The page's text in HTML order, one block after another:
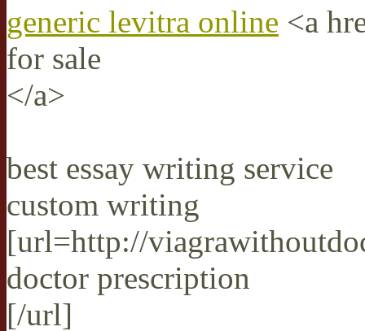
generic levitra online <a
for sale
</a>
best essay writing service
custom writing
[url=http://
doctor prescription
[/url]